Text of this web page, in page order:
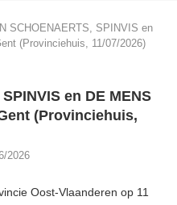
SCHOENAERTS, SPINVIS en
(Provinciehuis, 11/07/2026)
en DE MENS
(Provinciehuis,
2026
Oost-Vlaanderen op 11